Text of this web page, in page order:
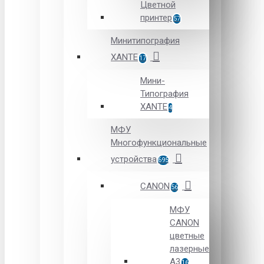
Цветной
принтер 57
Минитипография
XANTE17
Мини-
Типография
XANTE4
МФУ
Многофункциональные
устройства695
CANON 56
МФУ
CANON
цветные
лазерные
А3